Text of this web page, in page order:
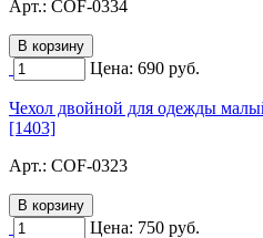
Арт.: COF-0334
Цена: 690 руб.
Чехол двойной для одежды
[1403]
Арт.: COF-0323
Цена: 750 руб.